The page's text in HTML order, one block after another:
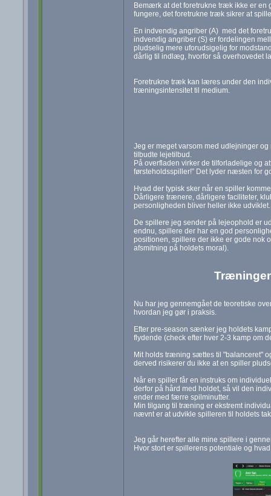
Bemærk at det foretrukne træk ikke er en
fungere, det foretrukne træk sikrer at
En indvendig angriber (A) med det
indvendig angriber (S) er fordelingen
pludselig mere uforudsigelig for
dårlig til indlæg, hvorfor så overhovedet
Foretrukne træk kan læres under den
træningsintensitet til medium.
Jeg er meget varsom med udlejninger
tilbudte lejetilbud.
På overfladen virker de tilforladelige og
førsteholdsspiller!” Det lyder næsten for
Hvad der typisk sker når en spiller
Dårligere trænere, dårligere faciliteter,
personligheden bliver heller ikke udviklet.
De spillere jeg sender på lejeophold er
endnu, spillere der har en god
positionen, spillere der ikke er gode nok
afsmitning på holdets moral).
Nu har jeg gennemgået de teoretiske
hvordan jeg gør i praksis.
Efter pre-season sænker jeg holdets
flydende (check efter hver 2-3 kamp om
Mit holds træning sættes til "balanceret"
derved risikerer du ikke at en spiller
Når en spiller får en instruks om
derfor på hård med holdet, så vil den
ender med færre spilminutter.
Min tilgang til træning er ekstremt
nævnt er at udvikle spilleren til holdets
Jeg går herefter alle mine spillere i
Hvor stort er spillerens potentiale og